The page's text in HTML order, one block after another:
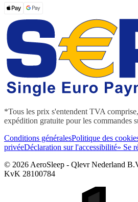
*Tous les prix s'entendent TVA comprise,
expédition gratuite pour les commandes
Conditions généralesPolitique des
privéeDéclaration sur l'accessibilité» Se
© 2026 AeroSleep - Qlevr Nederland
KvK 28100784